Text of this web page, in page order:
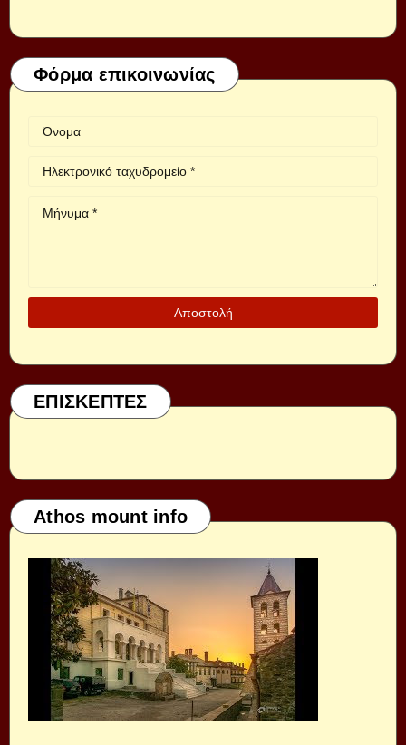
Φόρμα επικοινωνίας
ΕΠΙΣΚΕΠΤΕΣ
Athos mount info